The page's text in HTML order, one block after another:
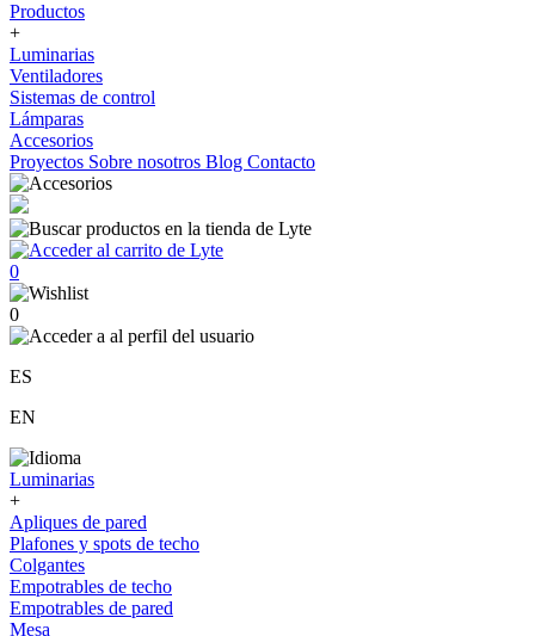
Productos
+
Luminarias
Ventiladores
Sistemas de control
Lámparas
Accesorios
Proyectos Sobre nosotros Blog Contacto
0
0
ES
EN
Luminarias
+
Apliques de pared
Plafones y spots de techo
Colgantes
Empotrables de techo
Empotrables de pared
Mesa